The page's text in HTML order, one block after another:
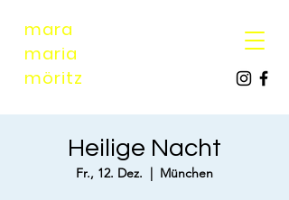
mara
maria
möritz
Heilige Nacht
Fr., 12. Dez.
  |
München